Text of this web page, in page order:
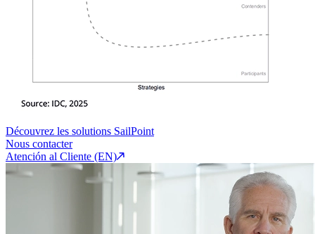
Découvrez les solutions SailPoint
Nous contacter
Atención al Cliente (EN)